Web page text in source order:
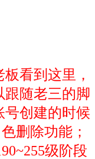
看到这里，
跟随老三的脚
号创建的时候
删除功能；
级阶段